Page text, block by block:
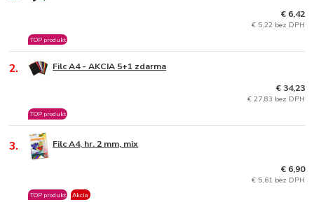
TOP produkt
€ 6,42
€ 5,22 bez DPH
2. Filc A4 - AKCIA 5+1 zdarma
TOP produkt
€ 34,23
€ 27,83 bez DPH
3. Filc A4, hr. 2 mm, mix
TOP produkt Akcia
€ 6,90
€ 5,61 bez DPH